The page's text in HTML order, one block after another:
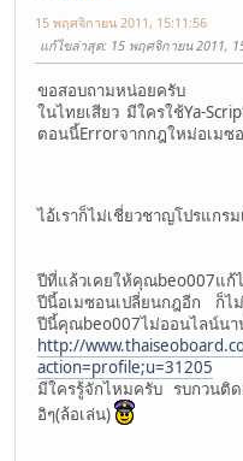
15 พฤศจิกายน 2011, 15:11:56
แก้ไขล่าสุด: 15 พฤศจิกายน 2011,
ขอสอบถามหน่อยครับ
ในไทยเสียว มีใครใช้Ya-
ตอนนี้Errorจากกฎใหม่อเม
ไอ้เราก็ไม่เชี่ยวชาญโปรแกร
ปีที่แล้วเคยให้คุณbeo007แก้
ปีนี้อเมซอนเปลี่ยนกฎอีก ก็ไ
ปีนี้คุณbeo007ไม่ออนไลน์น
http://
action=profile;u=31205
มีใครรู้จักไหมครับ รบกวนติ
อิๆ(ล้อเล่น)